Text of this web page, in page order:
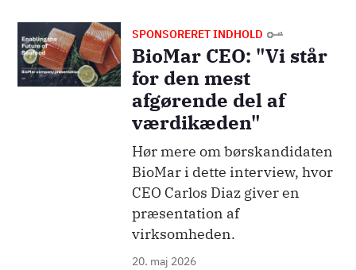
Billede SPONSORERET INDHOLD
BioMar CEO: "Vi står
for den mest
afgørende del af
værdikæden"
Hør mere om børskandidaten
BioMar i dette interview, hvor
CEO Carlos Diaz giver en
præsentation af
virksomheden.
20. maj 2026